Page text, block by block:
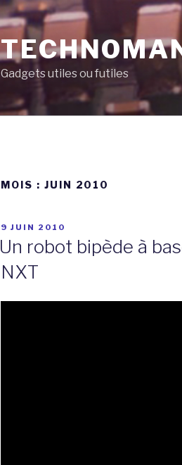
Gadgets utiles ou futiles
MOIS : JUIN 2010
PUBLIÉ
9 JUIN 2010
Un robot bipède à
NXT